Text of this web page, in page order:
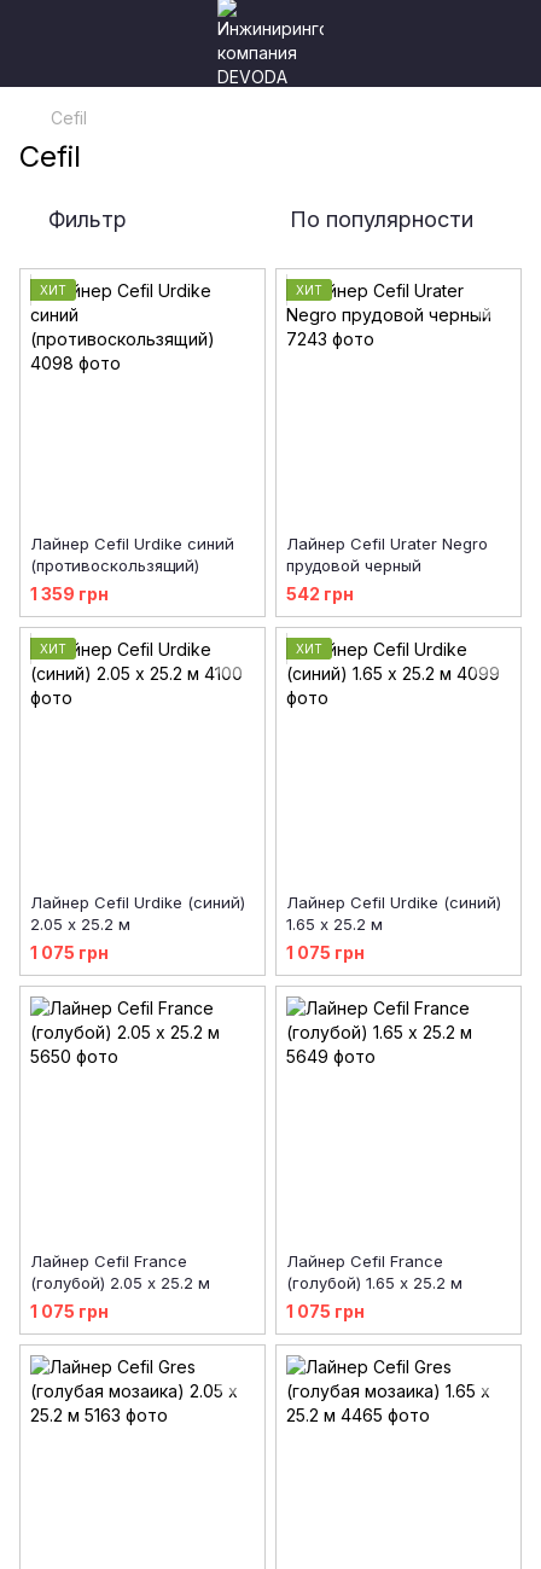
Cefil
Cefil
Фильтр По популярности
ХИТ
Лайнер Cefil Urdike синий
(противоскользящий)
1 359 грн
ХИТ
Лайнер Cefil Urater Negro
прудовой черный
542 грн
ХИТ
Лайнер Cefil Urdike (синий)
2.05 х 25.2 м
1 075 грн
ХИТ
Лайнер Cefil Urdike (синий)
1.65 х 25.2 м
1 075 грн
Лайнер Cefil France
(голубой) 2.05 х 25.2 м
1 075 грн
Лайнер Cefil France
(голубой) 1.65 х 25.2 м
1 075 грн